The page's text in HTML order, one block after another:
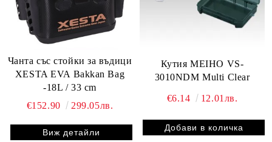
Чанта със стойки за въдици
XESTA EVA Bakkan Bag
-18L / 33 cm
€152.90
299.05лв.
Виж детайли
Кутия MEIHO VS-
3010NDM Multi Clear
€6.14 12.01лв.